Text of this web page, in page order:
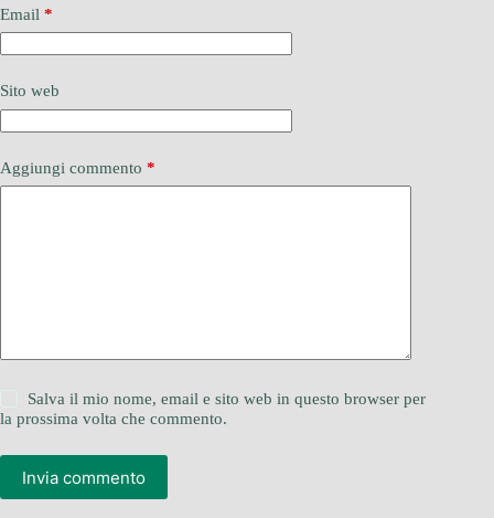
Email *
Sito web
Aggiungi commento *
Salva il mio nome, email e sito web in questo browser per
la prossima volta che commento.
Invia commento